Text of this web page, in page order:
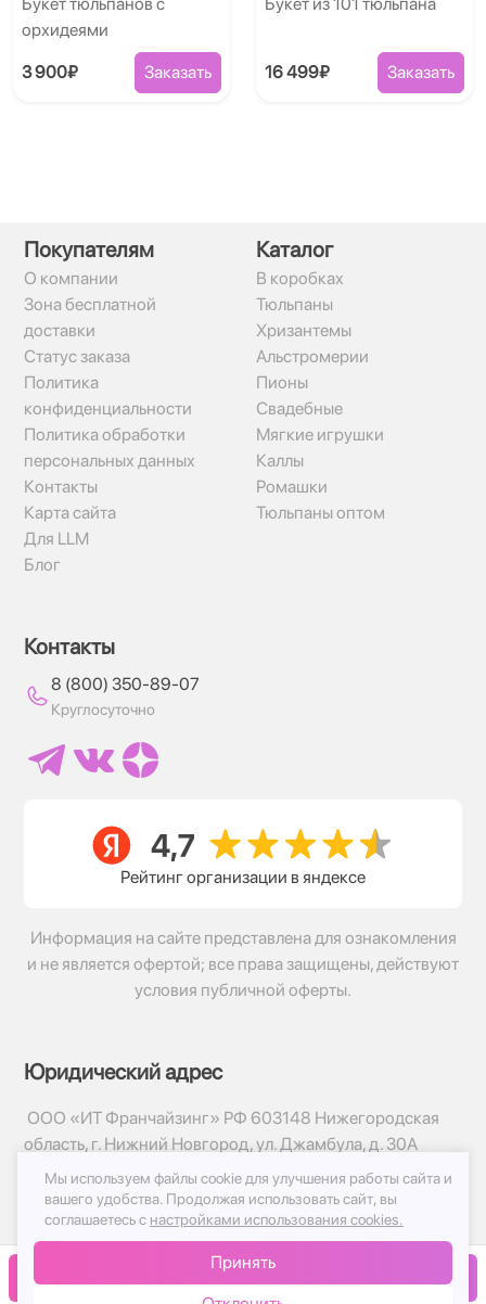
В корзину
орхидеями
3 900₽ Заказать 16 499₽ Заказать
Покупателям
О компании
Зона бесплатной
доставки
Статус заказа
Политика
конфиденциальности
Политика обработки
персональных данных
Контакты
Карта сайта
Для LLM
Блог
Каталог
В коробках
Тюльпаны
Хризантемы
Альстромерии
Пионы
Свадебные
Мягкие игрушки
Каллы
Ромашки
Тюльпаны оптом
Контакты
8 (800) 350-89-07
Круглосуточно
Рейтинг организации в яндексе
Информация на сайте представлена для ознакомления
и не является офертой; все права защищены, действуют
условия публичной оферты.
Юридический адрес
ООО «ИТ Франчайзинг» РФ 603148 Нижегородская
область, г. Нижний Новгород, ул. Джамбула, д. 30А
© 2017-2026г, База Цветов 24.ру
Политика конфиденциальности
Публичная оферта
Мы используем файлы cookie для улучшения работы сайта и
вашего удобства. Продолжая использовать сайт, вы
соглашаетесь с настройками использования cookies.
Принять